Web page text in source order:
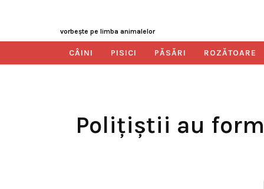
vorbeşte pe limba animalelor
CÂINI PISICI PĂSĂRI ROZĂTOARE
Polițiștii au